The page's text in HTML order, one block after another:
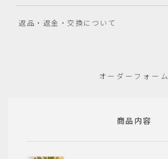
返品・返金・交換について
オーダーフォーム
商品内容